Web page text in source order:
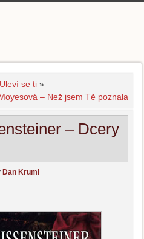
se ti »
– Než jsem Tě poznala
– Dcery
Dan Kruml